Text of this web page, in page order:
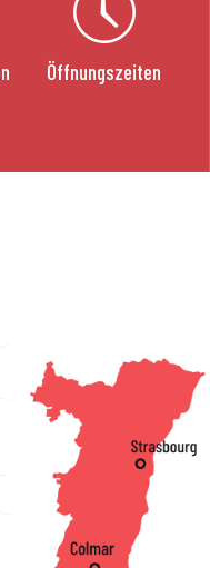
Öffnungszeiten